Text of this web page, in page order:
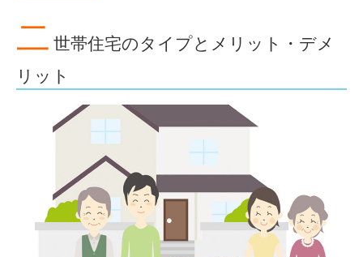
二 世帯住宅のタイプとメリット・デメ
リット